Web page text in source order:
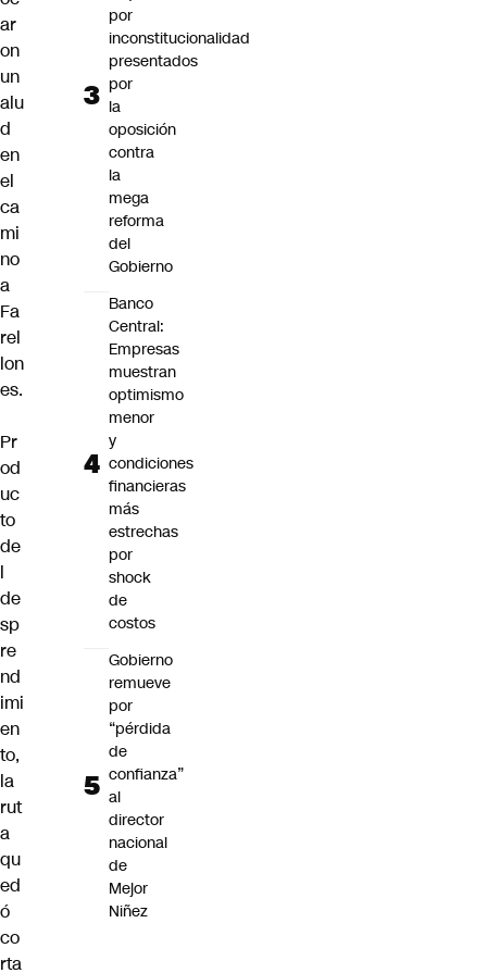
ar
on
un
alu
d
en
el
ca
mi
no
a
Fa
rel
lon
es.
Pr
od
uc
to
de
l
de
sp
re
nd
imi
en
to,
la
rut
a
qu
ed
ó
co
rta
por
inconstitucionalidad
presentados
por
la
oposición
contra
la
mega
reforma
del
Gobierno
Banco
Central:
Empresas
muestran
optimismo
menor
y
condiciones
financieras
más
estrechas
por
shock
de
costos
Gobierno
remueve
por
“pérdida
de
confianza”
al
director
nacional
de
Mejor
Niñez